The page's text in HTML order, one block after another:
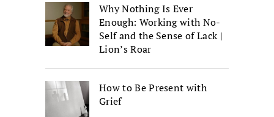
Why Nothing Is Ever
Enough: Working with No-
Self and the Sense of Lack |
Lion’s Roar
How to Be Present with
Grief